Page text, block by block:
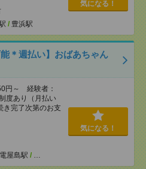
/ 豊浜駅
気になる！
＊週払い】おばあちゃん
円～ 経験者：
度あり（月払い
完了次第のお支
屋島駅 /
気になる！